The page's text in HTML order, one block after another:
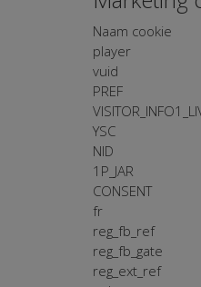
Naam cookie
player
vuid
PREF
YSC
NID
1P_JAR
CONSENT
fr
reg_fb_ref
reg_fb_gate
reg_ext_ref